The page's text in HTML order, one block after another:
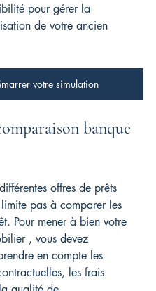
pour gérer la
de votre ancien
votre simulation
banque
offres de prêts
pas à comparer les
Pour mener à bien votre
, vous devez
en compte les
les frais